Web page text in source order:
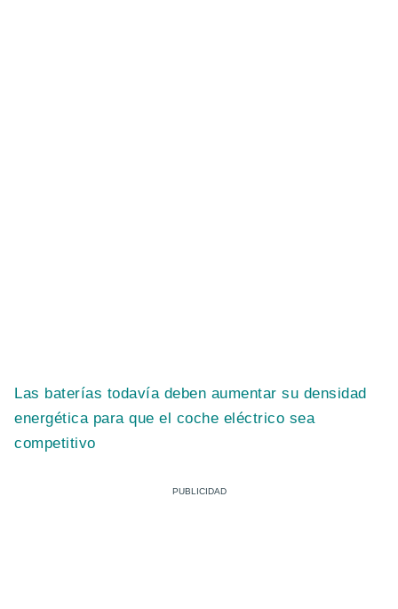
Las baterías todavía deben aumentar su densidad
energética para que el coche eléctrico sea
competitivo